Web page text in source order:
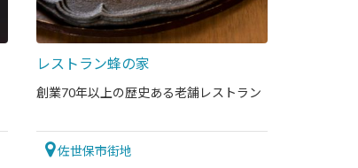
レストラン蜂の家
創業70年以上の歴史ある老舗レストラン
佐世保市街地